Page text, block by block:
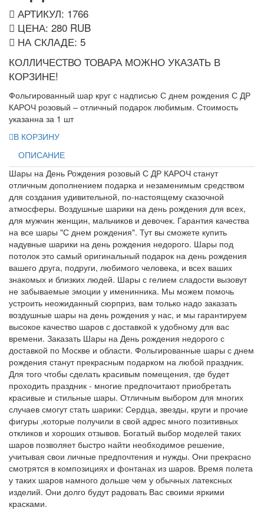
АРТИКУЛ: 1766
ЦЕНА: 280 RUB
НА СКЛАДЕ: 5
КОЛЛИЧЕСТВО ТОВАРА МОЖНО УКАЗАТЬ В
КОРЗИНЕ!
Фольгированный шар круг с надписью С днем рождения С ДР
КАРОЧ розовый – отличный подарок любимым. Стоимость
указанна за 1 шт
В КОРЗИНУ
ОПИСАНИЕ
Шары на День Рождения розовый С ДР КАРОЧ станут
отличным дополнением подарка и незаменимым средством
для создания удивительной, по-настоящему сказочной
атмосферы. Воздушные шарики на день рождения для всех,
для мужчин женщин, мальчиков и девочек. Гарантия качества
на все шары "С днем рождения". Тут вы сможете купить
надувные шарики на день рождения недорого. Шары под
потолок это самый оригинальный подарок на день рождения
вашего друга, подруги, любимого человека, и всех ваших
знакомых и близких людей. Шары с гелием сладости вызовут
не забываемые эмоции у именинника. Мы можем помочь
устроить неожиданный сюрприз, вам только надо заказать
воздушные шары на день рождения у нас, и мы гарантируем
высокое качество шаров с доставкой к удобному для вас
времени. Заказать Шары на День рождения недорого с
доставкой по Москве и области. Фольгированные шары с днем
рождения станут прекрасным подарком на любой праздник.
Для того чтобы сделать красивым помещения, где будет
проходить праздник - многие предпочитают приобретать
красивые и стильные шары. Отличным выбором для многих
случаев смогут стать шарики: Сердца, звезды, круги и прочие
фигуры ,которые получили в свой адрес много позитивных
откликов и хороших отзывов. Богатый выбор моделей таких
шаров позволяет быстро найти необходимое решение,
учитывая свои личные предпочтения и нужды. Они прекрасно
смотрятся в композициях и фонтанах из шаров. Время полета
у таких шаров намного дольше чем у обычных латексных
изделий. Они долго будут радовать Вас своими яркими
красками.